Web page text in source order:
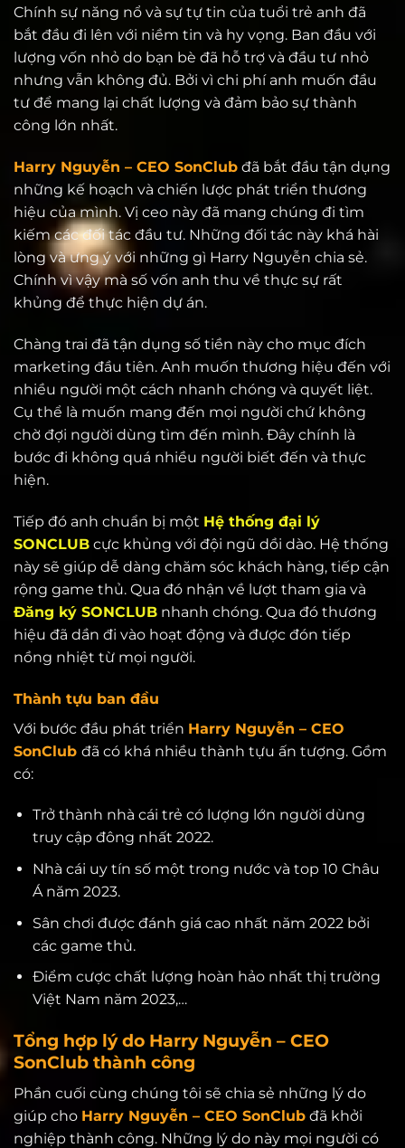
Chính sự năng nổ và sự tự tin của tuổi trẻ anh đã
bắt đầu đi lên với niềm tin và hy vọng. Ban đầu với
lượng vốn nhỏ do bạn bè đã hỗ trợ và đầu tư nhỏ
nhưng vẫn không đủ. Bởi vì chi phí anh muốn đầu
tư để mang lại chất lượng và đảm bảo sự thành
công lớn nhất.
Harry Nguyễn – CEO SonClub đã bắt đầu tận dụng
những kế hoạch và chiến lược phát triển thương
hiệu của mình. Vị ceo này đã mang chúng đi tìm
kiếm các đối tác đầu tư. Những đối tác này khá hài
lòng và ưng ý với những gì Harry Nguyễn chia sẻ.
Chính vì vậy mà số vốn anh thu về thực sự rất
khủng để thực hiện dự án.
Chàng trai đã tận dụng số tiền này cho mục đích
marketing đầu tiên. Anh muốn thương hiệu đến với
nhiều người một cách nhanh chóng và quyết liệt.
Cụ thể là muốn mang đến mọi người chứ không
chờ đợi người dùng tìm đến mình. Đây chính là
bước đi không quá nhiều người biết đến và thực
hiện.
Tiếp đó anh chuẩn bị một Hệ thống đại lý
SONCLUB cực khủng với đội ngũ dồi dào. Hệ thống
này sẽ giúp dễ dàng chăm sóc khách hàng, tiếp cận
rộng game thủ. Qua đó nhận về lượt tham gia và
Đăng ký SONCLUB nhanh chóng. Qua đó thương
hiệu đã dần đi vào hoạt động và được đón tiếp
nồng nhiệt từ mọi người.
Thành tựu ban đầu
Với bước đầu phát triển Harry Nguyễn – CEO
SonClub đã có khá nhiều thành tựu ấn tượng. Gồm
có:
Trở thành nhà cái trẻ có lượng lớn người dùng
truy cập đông nhất 2022.
Nhà cái uy tín số một trong nước và top 10 Châu
Á năm 2023.
Sân chơi được đánh giá cao nhất năm 2022 bởi
các game thủ.
Điểm cược chất lượng hoàn hảo nhất thị trường
Việt Nam năm 2023,…
Tổng hợp lý do Harry Nguyễn – CEO
SonClub thành công
Phần cuối cùng chúng tôi sẽ chia sẻ những lý do
giúp cho Harry Nguyễn – CEO SonClub đã khởi
nghiệp thành công. Những lý do này mọi người có